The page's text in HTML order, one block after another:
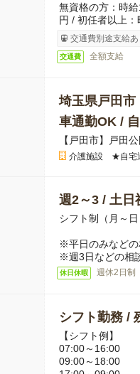
無資格の方：時
円 / 初任者以上
交通費別途支給あ
交通費 全額支給
埼玉県戸田市
車通勤OK /
【戸田市】戸田
介護施設 ★自宅
週2～3 / 土日
シフト制（月～日
※平日のみなどの
※週3日などの相
休日休暇 週休2日制
シフト勤務 /
【シフト例】
07:00～16:00
09:00～18:00